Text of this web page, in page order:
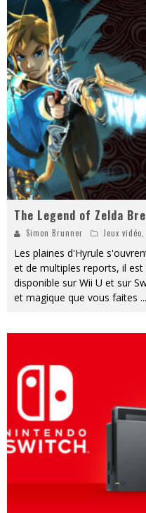
The Legend of Zelda
Simon Brunner Jeux vidéo
Les plaines d'Hyrule
et de multiples reports, il
disponible sur Wii U et sur
et magique que vous faites ...